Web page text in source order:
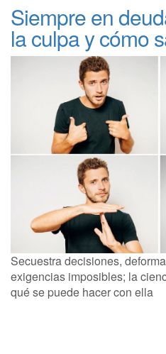
Siempre en
la culpa y cómo
Secuestra decisiones,
exigencias imposibles; la
qué se puede hacer con ella